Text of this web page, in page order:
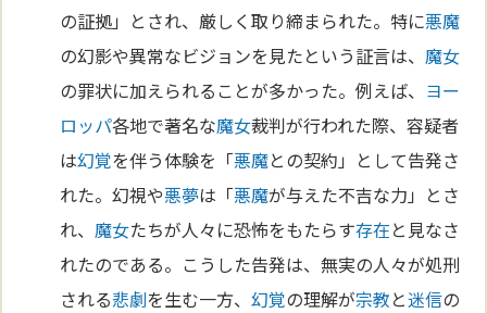
の証拠」とされ、厳しく取り締まられた。特に悪魔
の幻影や異常なビジョンを見たという証言は、魔女
の罪状に加えられることが多かった。例えば、 ヨー
ロッパ各地で著名な魔女裁判が行われた際、容疑者
は幻覚を伴う体験を「悪魔との契約」として告発さ
れた。幻視や悪夢は「悪魔が与えた不吉な力」とさ
れ、魔女たちが人々に恐怖をもたらす存在と見なさ
れたのである。こうした告発は、無実の人々が処刑
される悲劇を生む一方、幻覚の理解が宗教と迷信の